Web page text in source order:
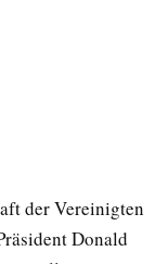
der Vereinigten
Donald